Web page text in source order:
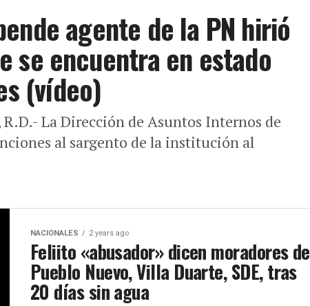
agente de la PN hirió
se encuentra en estado
(vídeo)
La Dirección de Asuntos Internos de
al sargento de la institución al
NACIONALES 2 years ago
Feliito «abusador» dicen moradores de
Pueblo Nuevo, Villa Duarte, SDE, tras
20 días sin agua